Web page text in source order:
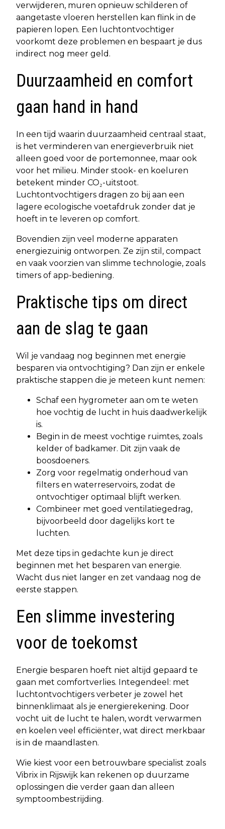
verwijderen, muren opnieuw schilderen of
aangetaste vloeren herstellen kan flink in de
papieren lopen. Een luchtontvochtiger
voorkomt deze problemen en bespaart je dus
indirect nog meer geld.
Duurzaamheid en comfort
gaan hand in hand
In een tijd waarin duurzaamheid centraal staat,
is het verminderen van energieverbruik niet
alleen goed voor de portemonnee, maar ook
voor het milieu. Minder stook- en koeluren
betekent minder CO₂-uitstoot.
Luchtontvochtigers dragen zo bij aan een
lagere ecologische voetafdruk zonder dat je
hoeft in te leveren op comfort.
Bovendien zijn veel moderne apparaten
energiezuinig ontworpen. Ze zijn stil, compact
en vaak voorzien van slimme technologie, zoals
timers of app-bediening.
Praktische tips om direct
aan de slag te gaan
Wil je vandaag nog beginnen met energie
besparen via ontvochtiging? Dan zijn er enkele
praktische stappen die je meteen kunt nemen:
Schaf een hygrometer aan om te weten
hoe vochtig de lucht in huis daadwerkelijk
is.
Begin in de meest vochtige ruimtes, zoals
kelder of badkamer. Dit zijn vaak de
boosdoeners.
Zorg voor regelmatig onderhoud van
filters en waterreservoirs, zodat de
ontvochtiger optimaal blijft werken.
Combineer met goed ventilatiegedrag,
bijvoorbeeld door dagelijks kort te
luchten.
Met deze tips in gedachte kun je direct
beginnen met het besparen van energie.
Wacht dus niet langer en zet vandaag nog de
eerste stappen.
Een slimme investering
voor de toekomst
Energie besparen hoeft niet altijd gepaard te
gaan met comfortverlies. Integendeel: met
luchtontvochtigers verbeter je zowel het
binnenklimaat als je energierekening. Door
vocht uit de lucht te halen, wordt verwarmen
en koelen veel efficiënter, wat direct merkbaar
is in de maandlasten.
Wie kiest voor een betrouwbare specialist zoals
Vibrix in Rijswijk kan rekenen op duurzame
oplossingen die verder gaan dan alleen
symptoombestrijding.